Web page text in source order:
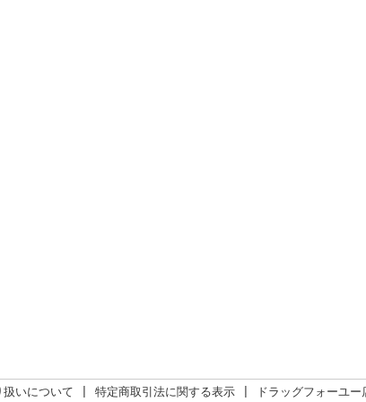
いについて 特定商取引法に関する表示 ドラッグフォーユー